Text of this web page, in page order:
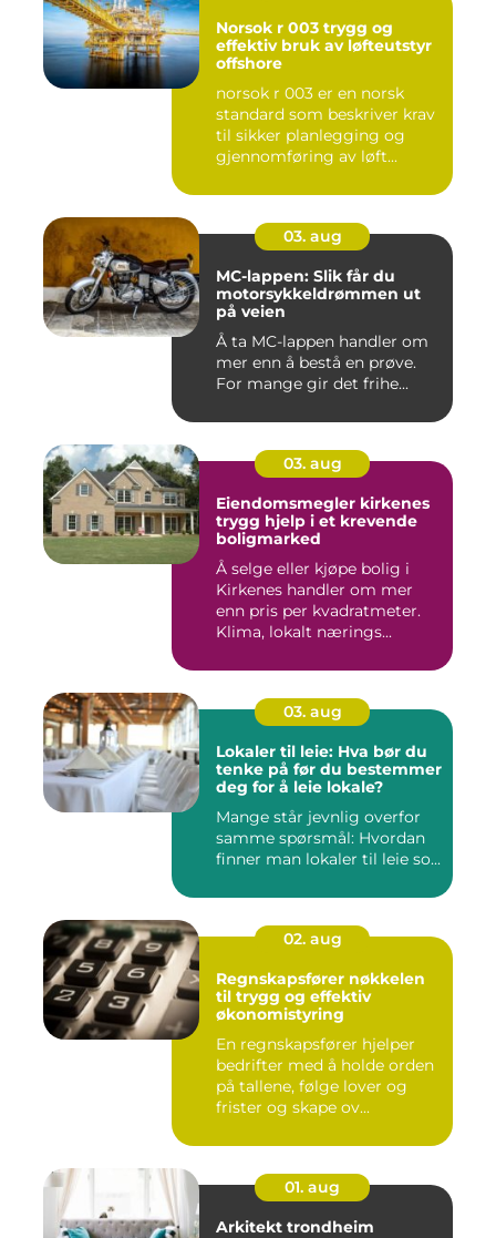
Norsok r 003 trygg og
effektiv bruk av løfteutstyr
offshore
norsok r 003 er en norsk
standard som beskriver krav
til sikker planlegging og
gjennomføring av løft...
03. aug
MC-lappen: Slik får du
motorsykkeldrømmen ut
på veien
Å ta MC-lappen handler om
mer enn å bestå en prøve.
For mange gir det frihe...
03. aug
Eiendomsmegler kirkenes
trygg hjelp i et krevende
boligmarked
Å selge eller kjøpe bolig i
Kirkenes handler om mer
enn pris per kvadratmeter.
Klima, lokalt nærings...
03. aug
Lokaler til leie: Hva bør du
tenke på før du bestemmer
deg for å leie lokale?
Mange står jevnlig overfor
samme spørsmål: Hvordan
finner man lokaler til leie so...
02. aug
Regnskapsfører nøkkelen
til trygg og effektiv
økonomistyring
En regnskapsfører hjelper
bedrifter med å holde orden
på tallene, følge lover og
frister og skape ov...
01. aug
Arkitekt trondheim